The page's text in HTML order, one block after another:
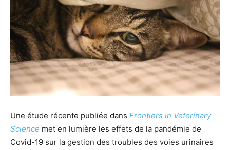
Une étude récente publiée dans Frontiers in Veterinary
Science met en lumière les effets de la pandémie de
Covid-19 sur la gestion des troubles des voies urinaires